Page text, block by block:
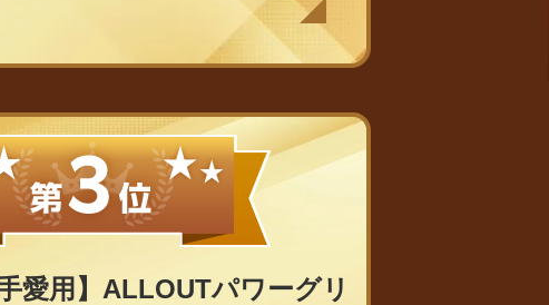
愛用】ALLOUTパワーグリ